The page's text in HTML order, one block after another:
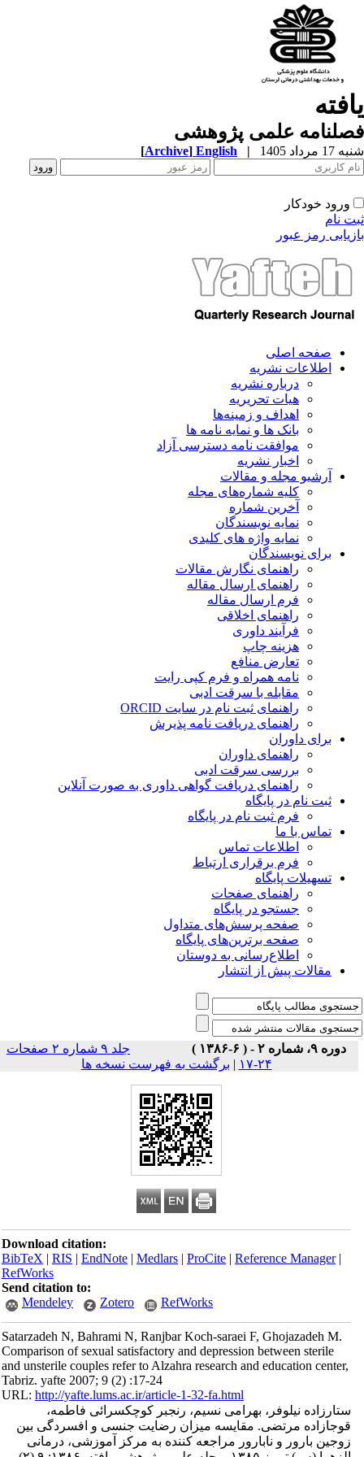
علمی پژوهشی
مرداد 1405 |
English
[Archive]
ورود خودکار
نام
رمز عبور
صفحه اصلی
اطلاعات نشریه
درباره نشریه
هیات تحریریه
اهداف و زمینه‌ها
بانک ها و نمایه نامه ها
موافقت نامه دسترسی آزاد
اخبار نشریه
آرشیو مجله و مقالات
کلیه شماره‌های مجله
آخرین شماره
نمایه نویسندگان
نمایه واژه های کلیدی
برای نویسندگان
راهنمای نگارش مقالات
راهنمای ارسال مقاله
فرم ارسال مقاله
راهنمای اخلاقی
فرآیند داوری
هزینه چاپ
تعارض منافع
نامه همراه و فرم کپی رایت
مقابله با سرقت ادبی
راهنمای ثبت نام در سایت ORCID
راهنمای دریافت نامه پذیرش
برای داوران
راهنمای داوران
بررسی سرقت ادبی
راهنمای دریافت گواهی داوری به صورت آنلاین
ثبت نام در پایگاه
فرم ثبت نام در پایگاه
تماس با ما
اطلاعات تماس
فرم برقراری ارتباط
تسهیلات پایگاه
راهنمای صفحات
جستجو در پایگاه
صفحه پرسش‌های متداول
صفحه برترین‌های پایگاه
اطلاع‌رسانی به دوستان
مقالات پیش از انتشار
دوره ۹، شماره ۲ - ( ۶-۱۳۸۶ )
جلد ۹ شماره ۲ صفحات
۲۴-۱۷
| برگشت به فهرست نسخه ها
Download citation:
BibTeX|RIS|EndNote|Medlars|ProCite|Reference Manager
RefWorks
Send citation to:
Mendeley
Zotero RefWorks
Satarzadeh N, Bahrami N, Ranjbar Koch-saraei F, Ghojazadeh M.
Comparison of sexual satisfactory and depression between sterile
and unsterile couples refer to Alzahra research and education center,
Tabriz. yafte 2007; 9 (2) :17-24
URL:http://yafte.lums.ac.ir/article-1-32-fa.html
ستارزاده نیلوفر، بهرامی نسیم، رنجبر کوچکسرائی فاطمه،
قوجازاده مرتضی. مقایسه میزان رضایت جنسی و افسردگی بین
زوجین بارور و نابارور مراجعه کننده به مرکز آموزشی، درمانی